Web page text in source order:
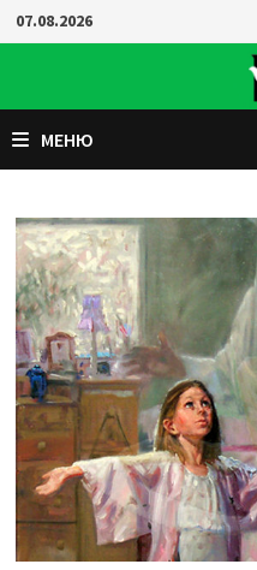
Перейти
к
07.08.2026
МЕНЮ